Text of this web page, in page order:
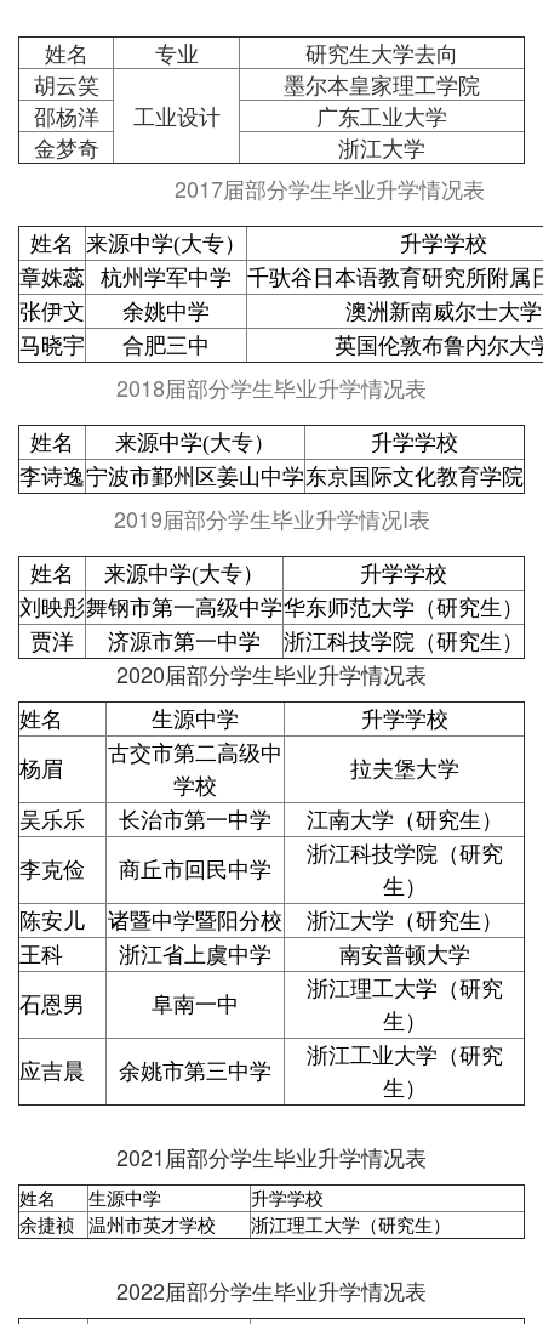
姓名 专业
研究生大学去向
胡云笑
工业设计
墨尔本皇家理工学院
邵杨洋
广东工业大学
金梦奇
浙江大学
2017届部分学生毕业升学情况表
姓名 来源中学(大专）
升学学校
章姝蕊
杭州学军中学
千驮谷日本语教育研究所附属
张伊文
余姚中学
澳洲新南威尔士大学
马晓宇
合肥三中 英国伦敦布鲁内尔大
2018届部分学生毕业升学情况表
姓名 来源中学(大专）
升学学校
李诗逸宁波市鄞州区姜山中学东京国际文化教育学院
2019届部分学生毕业升学情况I表
姓名 来源中学(大专）
升学学校
刘映彤舞钢市第一高级中学华东师范大学（研究生）
贾洋
济源市第一中学 浙江科技学院（研究生）
2020届部分学生毕业升学情况表
姓名 生源中学 升学学校
杨眉
古交市第二高级中
学校
拉夫堡大学
吴乐乐 长治市第一中学 江南大学（研究生）
李克俭 商丘市回民中学
浙江科技学院（研究
生）
陈安儿
诸暨中学暨阳分校
浙江大学（研究生）
王科
浙江省上虞中学 南安普顿大学
石恩男 阜南一中
浙江理工大学（研究
生）
应吉晨 余姚市第三中学
浙江工业大学（研究
生）
2021届部分学生毕业升学情况表
姓名 生源中学
升学学校
余捷祯
温州市英才学校 浙江理工大学（研究生）
2022届部分学生毕业升学情况表